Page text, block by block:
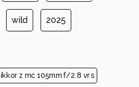
wild 2025
z mc 105mm f/2.8 vr s